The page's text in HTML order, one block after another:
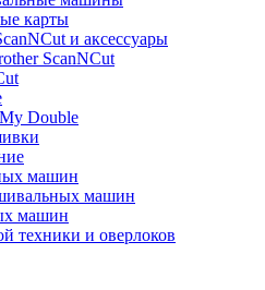
карты
и аксессуары
ScanNCut
Double
машин
машин
машин
техники и оверлоков